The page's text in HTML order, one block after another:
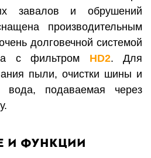
завалов и обрушений
производительным
долговечной системой
с фильтром HD2. Для
пыли, очистки шины и
вода, подаваемая через
и функции